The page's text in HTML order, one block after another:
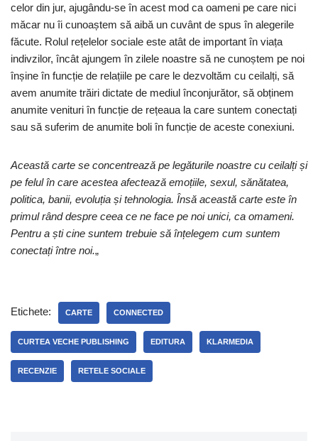
celor din jur, ajugându-se în acest mod ca oameni pe care nici
măcar nu îi cunoaștem să aibă un cuvânt de spus în alegerile
făcute. Rolul rețelelor sociale este atât de important în viața
indivzilor, încât ajungem în zilele noastre să ne cunoștem pe noi
înșine în funcție de relațiile pe care le dezvoltăm cu ceilalți, să
avem anumite trăiri dictate de mediul înconjurător, să obținem
anumite venituri în funcție de rețeaua la care suntem conectați
sau să suferim de anumite boli în funcție de aceste conexiuni.
Această carte se concentrează pe legăturile noastre cu ceilalți și
pe felul în care acestea afectează emoțiile, sexul, sănătatea,
politica, banii, evoluția și tehnologia. Însă această carte este în
primul rând despre ceea ce ne face pe noi unici, ca omameni.
Pentru a ști cine suntem trebuie să înțelegem cum suntem
conectați între noi.„
Etichete: CARTE CONNECTED
CURTEA VECHE PUBLISHING EDITURA KLARMEDIA
RECENZIE RETELE SOCIALE